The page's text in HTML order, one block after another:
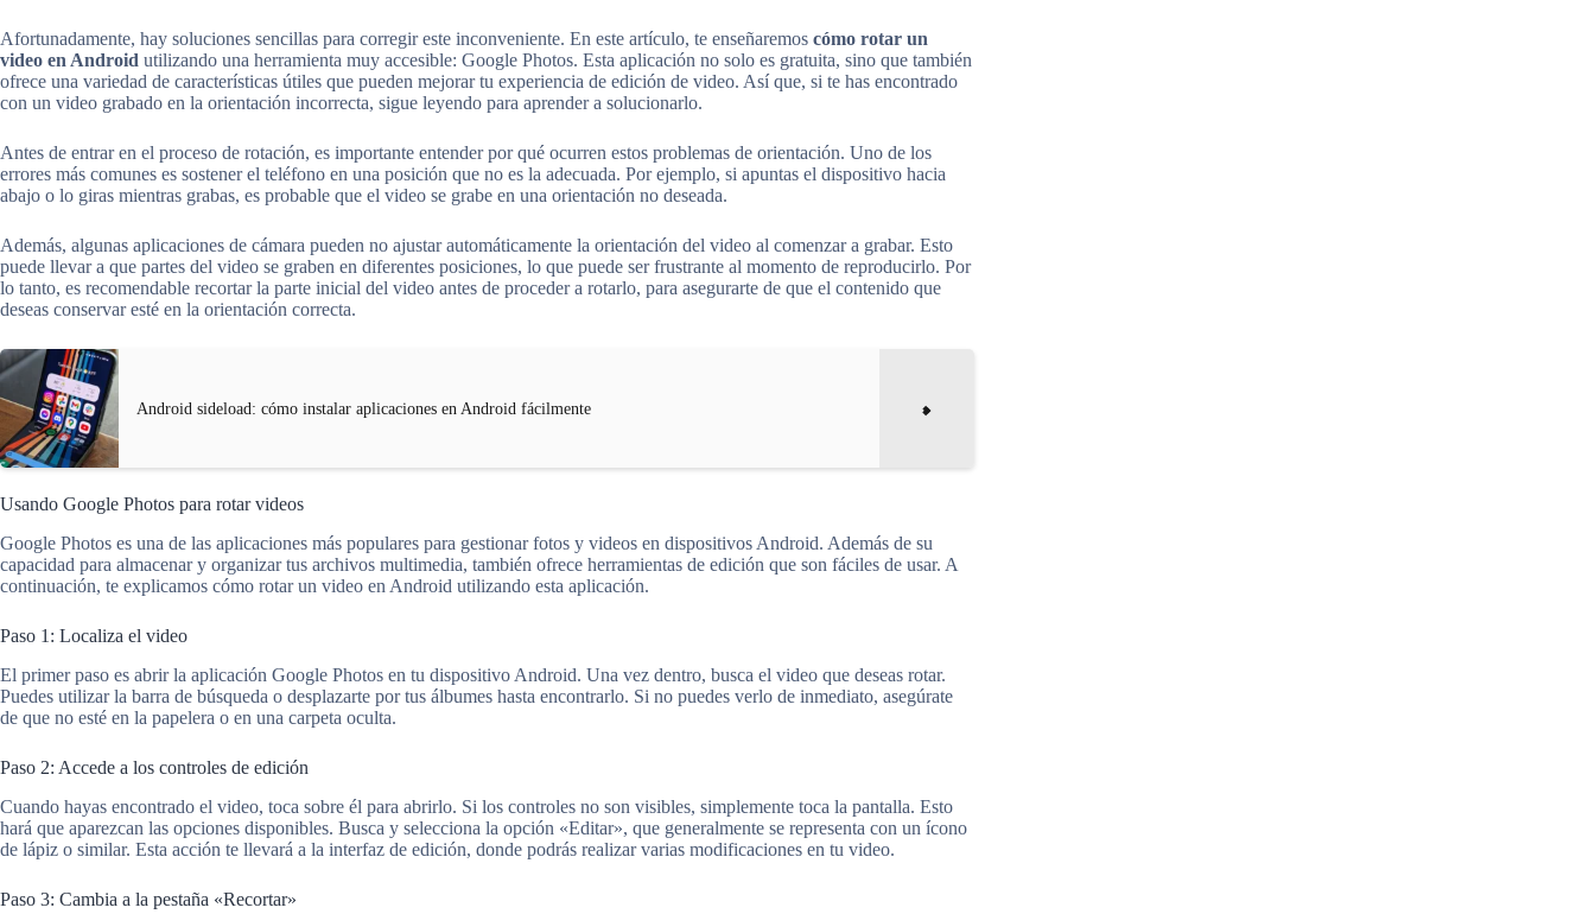
Afortunadamente, hay soluciones sencillas para corregir este inconveniente. En este artículo, te enseñaremos cómo rotar un
video en Android utilizando una herramienta muy accesible: Google Photos. Esta aplicación no solo es gratuita, sino que también
ofrece una variedad de características útiles que pueden mejorar tu experiencia de edición de video. Así que, si te has encontrado
con un video grabado en la orientación incorrecta, sigue leyendo para aprender a solucionarlo.
Antes de entrar en el proceso de rotación, es importante entender por qué ocurren estos problemas de orientación. Uno de los
errores más comunes es sostener el teléfono en una posición que no es la adecuada. Por ejemplo, si apuntas el dispositivo hacia
abajo o lo giras mientras grabas, es probable que el video se grabe en una orientación no deseada.
Además, algunas aplicaciones de cámara pueden no ajustar automáticamente la orientación del video al comenzar a grabar. Esto
puede llevar a que partes del video se graben en diferentes posiciones, lo que puede ser frustrante al momento de reproducirlo. Por
lo tanto, es recomendable recortar la parte inicial del video antes de proceder a rotarlo, para asegurarte de que el contenido que
deseas conservar esté en la orientación correcta.
Android sideload: cómo instalar aplicaciones en Android fácilmente
Usando Google Photos para rotar videos
Google Photos es una de las aplicaciones más populares para gestionar fotos y videos en dispositivos Android. Además de su
capacidad para almacenar y organizar tus archivos multimedia, también ofrece herramientas de edición que son fáciles de usar. A
continuación, te explicamos cómo rotar un video en Android utilizando esta aplicación.
Paso 1: Localiza el video
El primer paso es abrir la aplicación Google Photos en tu dispositivo Android. Una vez dentro, busca el video que deseas rotar.
Puedes utilizar la barra de búsqueda o desplazarte por tus álbumes hasta encontrarlo. Si no puedes verlo de inmediato, asegúrate
de que no esté en la papelera o en una carpeta oculta.
Paso 2: Accede a los controles de edición
Cuando hayas encontrado el video, toca sobre él para abrirlo. Si los controles no son visibles, simplemente toca la pantalla. Esto
hará que aparezcan las opciones disponibles. Busca y selecciona la opción «Editar», que generalmente se representa con un ícono
de lápiz o similar. Esta acción te llevará a la interfaz de edición, donde podrás realizar varias modificaciones en tu video.
Paso 3: Cambia a la pestaña «Recortar»